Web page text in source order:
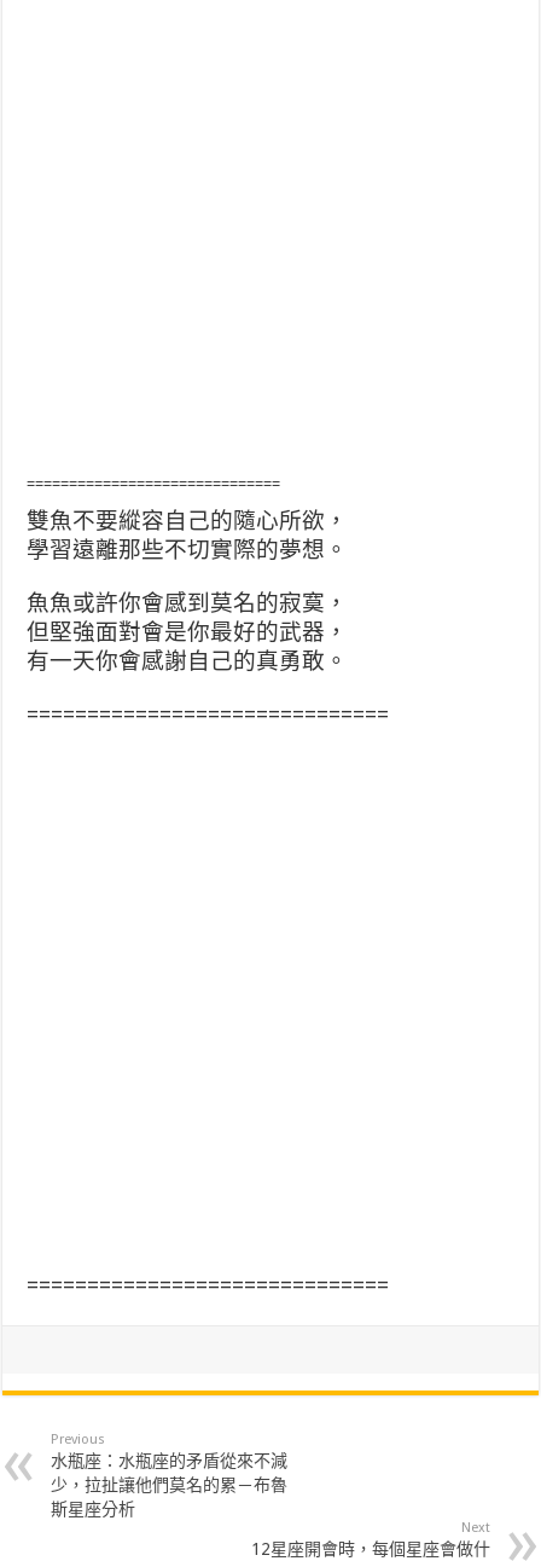
==============================
雙魚不要縱容自己的隨心所欲，
學習遠離那些不切實際的夢想。
魚魚或許你會感到莫名的寂寞，
但堅強面對會是你最好的武器，
有一天你會感謝自己的真勇敢。
==============================
==============================
Previous
水瓶座：水瓶座的矛盾從來不減
少，拉扯讓他們莫名的累－布魯
斯星座分析
Next
12星座開會時，每個星座會做什